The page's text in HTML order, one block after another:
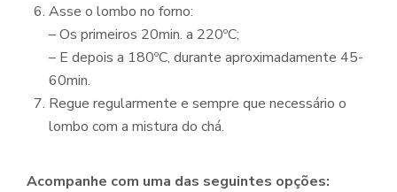
Asse o lombo no forno:
– Os primeiros 20min. a 220ºC;
– E depois a 180ºC, durante aproximadamente 45-
60min.
Regue regularmente e sempre que necessário o
lombo com a mistura do chá.
Acompanhe com uma das seguintes opções: